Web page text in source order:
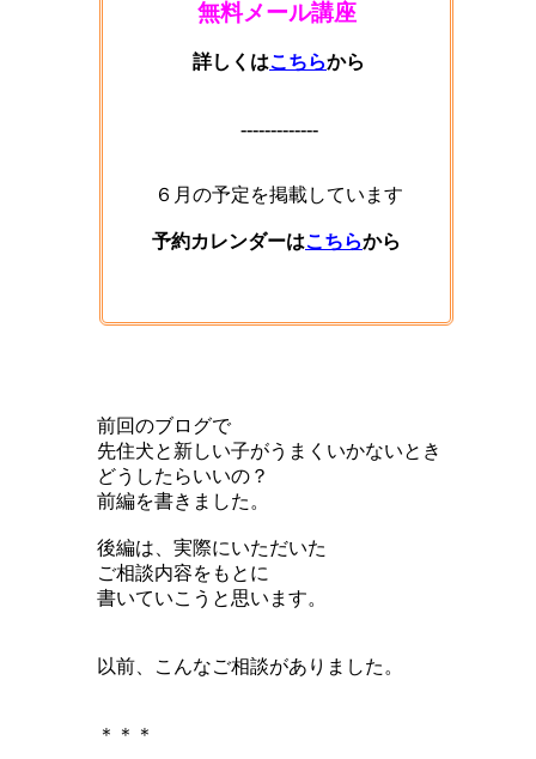
無料メール講座
詳しくはこちらから
-------------
６月の予定を掲載しています
予約カレンダーはこちらから
前回のブログで
先住犬と新しい子がうまくいかないとき
どうしたらいいの？
前編を書きました。
後編は、実際にいただいた
ご相談内容をもとに
書いていこうと思います。
以前、こんなご相談がありました。
＊＊＊